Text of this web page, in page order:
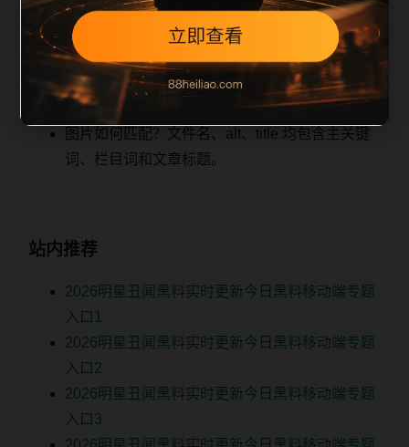
黑料合集后续如何更新？按每日少量、主题相
关、图片本地化的方式持续补充。
如何继续浏览？可返回栏目页、查看热门推荐或
进入 sitemap。
图片如何匹配？文件名、alt、title 均包含主关键
词、栏目词和文章标题。
站内推荐
2026明星丑闻黑料实时更新今日黑料移动端专题
入口1
2026明星丑闻黑料实时更新今日黑料移动端专题
入口2
2026明星丑闻黑料实时更新今日黑料移动端专题
入口3